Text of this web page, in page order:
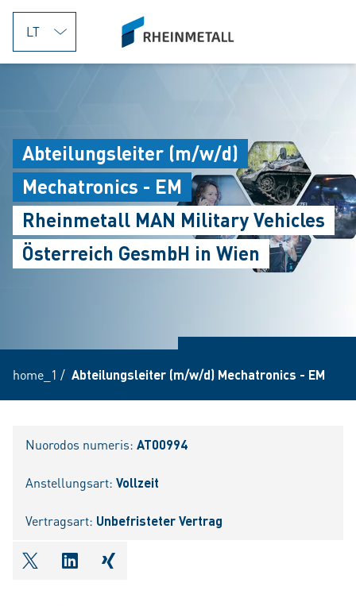
jumpToMain
siteLogo
Abteilungsleiter (m/w/d)
Mechatronics - EM
Rheinmetall MAN Military Vehicles
Österreich GesmbH in Wien
home_1 / Abteilungsleiter (m/w/d) Mechatronics - EM
Nuorodos numeris: AT00994
Anstellungsart: Vollzeit
Vertragsart: Unbefristeter Vertrag
shareOntwitter
shareOnlinkedIn
shareOnxing